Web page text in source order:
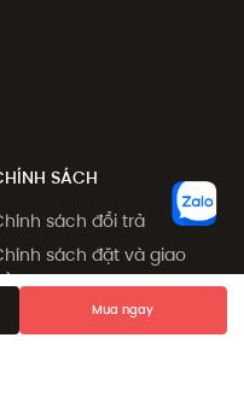
Mua ngay
SÁCH
sách đổi trả
sách đặt và giao
Phương thức thanh toán